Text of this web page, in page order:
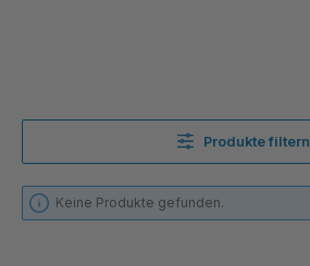
Produkte filtern
Keine Produkte gefunden.